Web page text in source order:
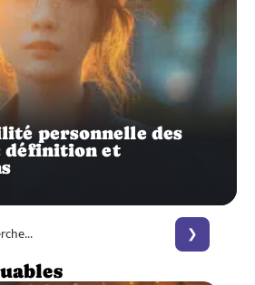
personnelle des
définition et